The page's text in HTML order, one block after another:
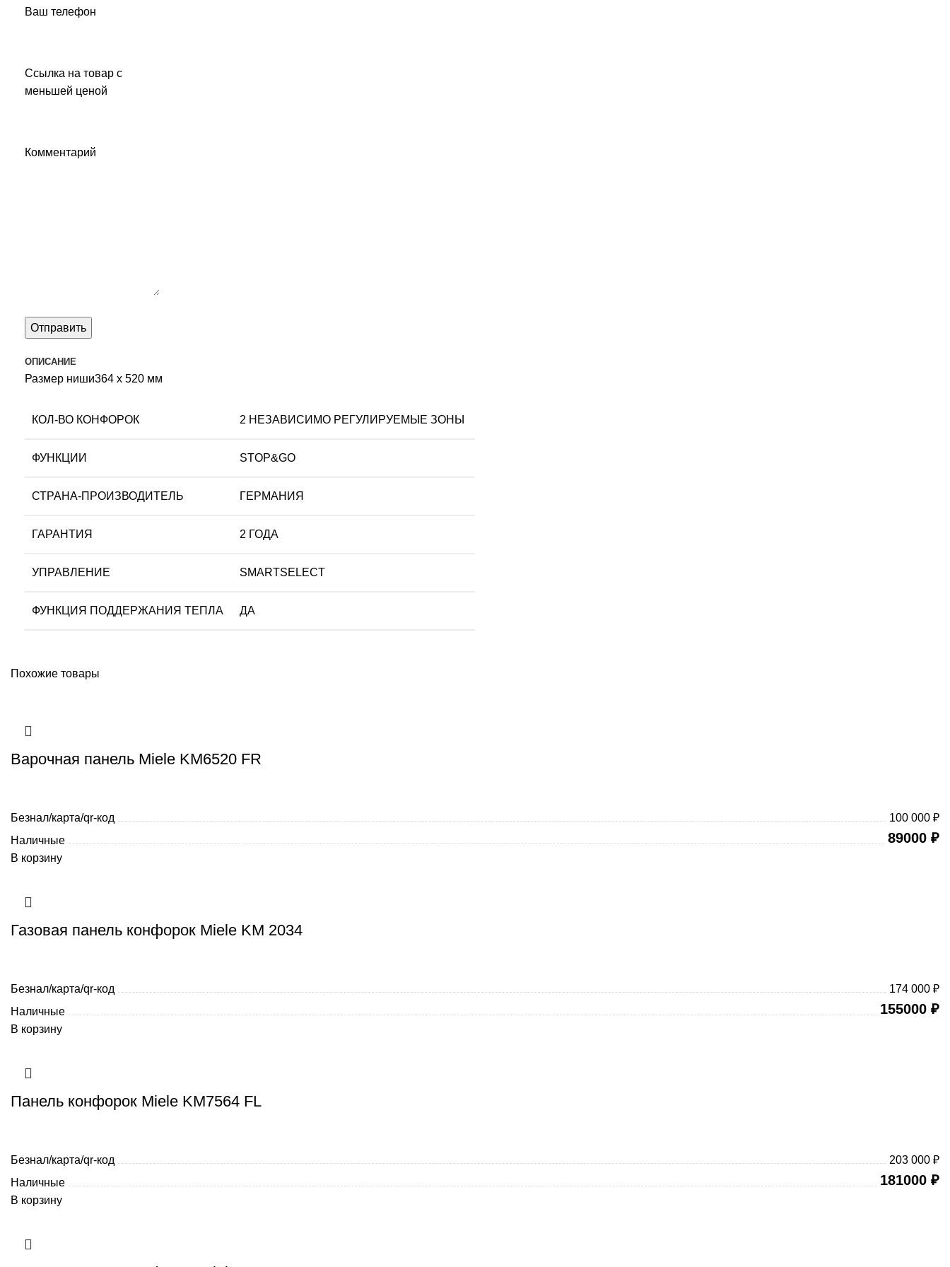
Ваш телефон
Ссылка на товар с
меньшей ценой
Комментарий
ОПИСАНИЕ
Размер ниши364 х 520 мм
КОЛ-ВО КОНФОРОК 2 НЕЗАВИСИМО РЕГУЛИРУЕМЫЕ ЗОНЫ
ФУНКЦИИ STOP&GO
СТРАНА-ПРОИЗВОДИТЕЛЬ ГЕРМАНИЯ
ГАРАНТИЯ 2 ГОДА
УПРАВЛЕНИЕ SMARTSELECT
ФУНКЦИЯ ПОДДЕРЖАНИЯ ТЕПЛА ДА
Похожие товары
Варочная панель Miele KM6520 FR
Безнал/карта/qr-код
100 000 ₽
Наличные
89000 ₽
В корзину
Газовая панель конфорок Miele KM 2034
Безнал/карта/qr-код
174 000 ₽
Наличные
155000 ₽
В корзину
Панель конфорок Miele KM7564 FL
Безнал/карта/qr-код
203 000 ₽
Наличные
181000 ₽
В корзину